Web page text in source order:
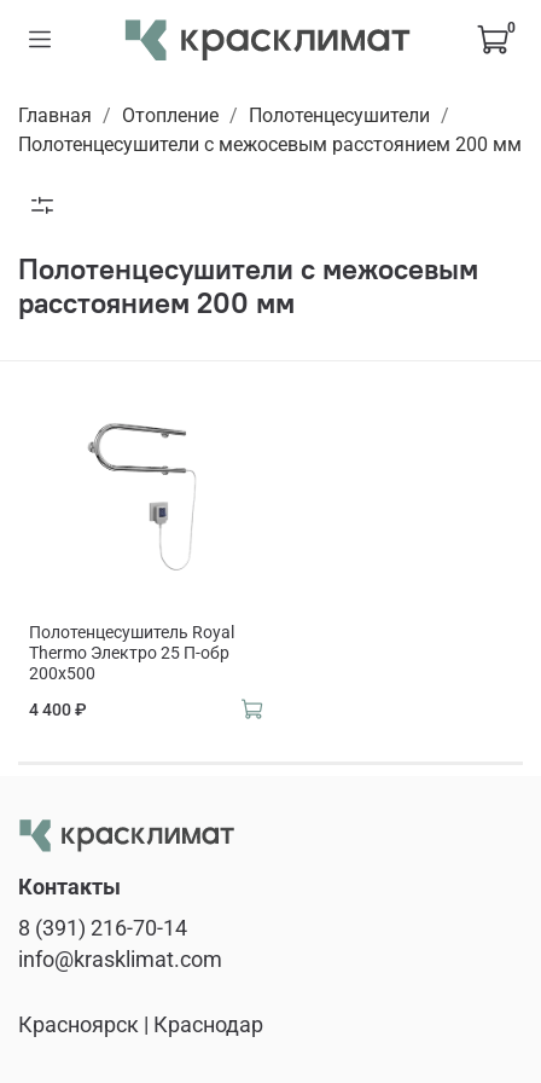
0
Главная Отопление
Полотенцесушители
Полотенцесушители с межосевым расстоянием 200 мм
Полотенцесушители с межосевым
расстоянием 200 мм
Полотенцесушитель Royal
Thermo Электро 25 П-обр
200х500
4 400 ₽
Контакты
8 (391) 216-70-14
info@krasklimat.com
Красноярск | Краснодар